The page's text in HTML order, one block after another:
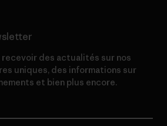
recevoir des actualités sur nos
uniques, des informations sur
et bien plus encore.